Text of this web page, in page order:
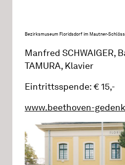
Bezirksmuseum Floridsdorf im Mautner-
Manfred SCHWAIGER,
TAMURA, Klavier
Eintrittsspende: € 15,-
www.beethoven-